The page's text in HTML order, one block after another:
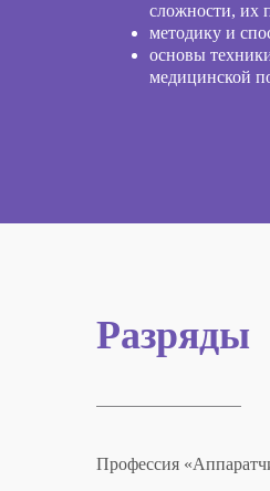
сложности, их
методику и
основы
медицинской
Разряды
Профессия «